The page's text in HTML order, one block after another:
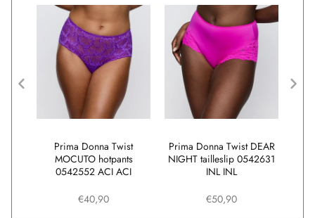
Prima Donna Twist DEAR
NIGHT tailleslip 0542631
INL INL
€50,90
Prima Donna Twist
MOCUTO hotpants
0542552 ACI ACI
€40,90